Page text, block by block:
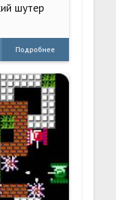
шутер
Подробнее